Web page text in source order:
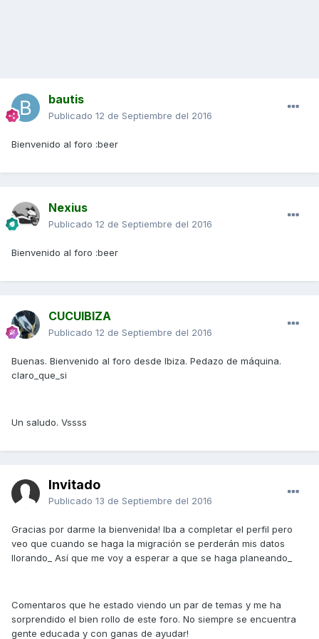
bautis
Publicado 12 de Septiembre del 2016
Bienvenido al foro :beer
Nexius
Publicado 12 de Septiembre del 2016
Bienvenido al foro :beer
CUCUIBIZA
Publicado 12 de Septiembre del 2016
Buenas. Bienvenido al foro desde Ibiza. Pedazo de máquina.
claro_que_si
Un saludo. Vssss
Invitado
Publicado 13 de Septiembre del 2016
Gracias por darme la bienvenida! Iba a completar el perfil pero
veo que cuando se haga la migración se perderán mis datos
llorando_ Así que me voy a esperar a que se haga planeando_
Comentaros que he estado viendo un par de temas y me ha
sorprendido el bien rollo de este foro. No siempre se encuentra
gente educada y con ganas de ayudar!